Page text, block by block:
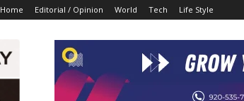
Home Editorial / Opinion World Tech Life Style